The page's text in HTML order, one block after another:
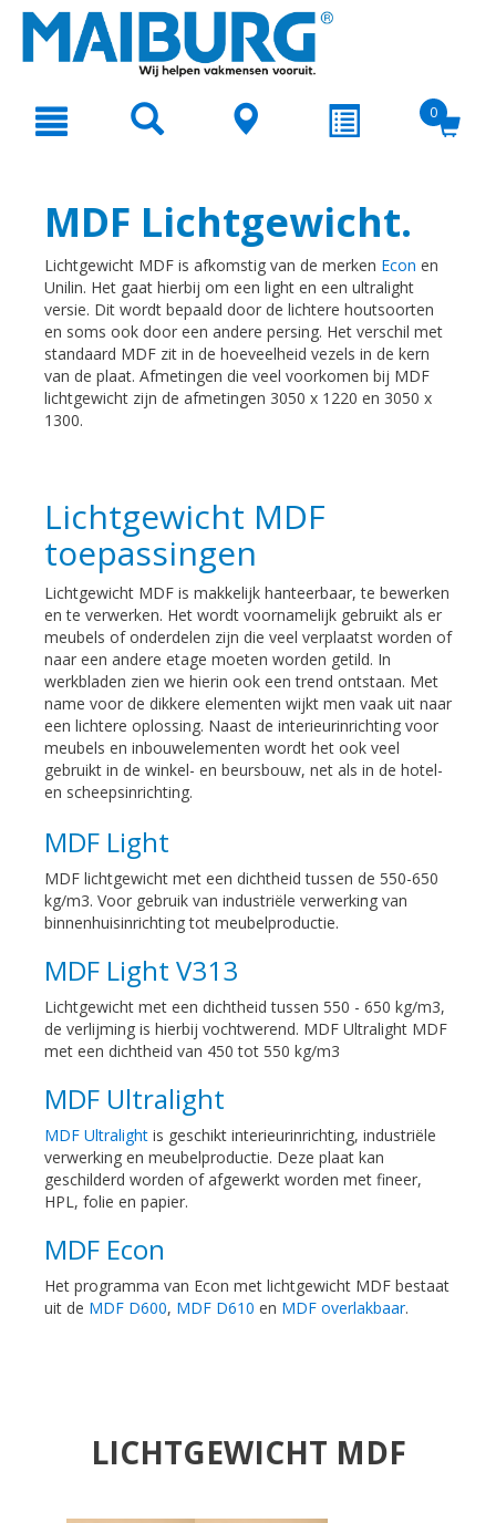
text.skipToNavigation
0
MDF Lichtgewicht.
Lichtgewicht MDF is afkomstig van de merken Econ en
Unilin. Het gaat hierbij om een light en een ultralight
versie. Dit wordt bepaald door de lichtere houtsoorten
en soms ook door een andere persing. Het verschil met
standaard MDF zit in de hoeveelheid vezels in de kern
van de plaat. Afmetingen die veel voorkomen bij MDF
lichtgewicht zijn de afmetingen 3050 x 1220 en 3050 x
1300.
Lichtgewicht MDF
toepassingen
Lichtgewicht MDF is makkelijk hanteerbaar, te bewerken
en te verwerken. Het wordt voornamelijk gebruikt als er
meubels of onderdelen zijn die veel verplaatst worden of
naar een andere etage moeten worden getild. In
werkbladen zien we hierin ook een trend ontstaan. Met
name voor de dikkere elementen wijkt men vaak uit naar
een lichtere oplossing. Naast de interieurinrichting voor
meubels en inbouwelementen wordt het ook veel
gebruikt in de winkel- en beursbouw, net als in de hotel-
en scheepsinrichting.
MDF Light
MDF lichtgewicht met een dichtheid tussen de 550-650
kg/m3. Voor gebruik van industriële verwerking van
binnenhuisinrichting tot meubelproductie.
MDF Light V313
Lichtgewicht met een dichtheid tussen 550 - 650 kg/m3,
de verlijming is hierbij vochtwerend. MDF Ultralight MDF
met een dichtheid van 450 tot 550 kg/m3
MDF Ultralight
MDF Ultralight is geschikt interieurinrichting, industriële
verwerking en meubelproductie. Deze plaat kan
geschilderd worden of afgewerkt worden met fineer,
HPL, folie en papier.
MDF Econ
Het programma van Econ met lichtgewicht MDF bestaat
uit de MDF D600, MDF D610 en MDF overlakbaar.
LICHTGEWICHT MDF